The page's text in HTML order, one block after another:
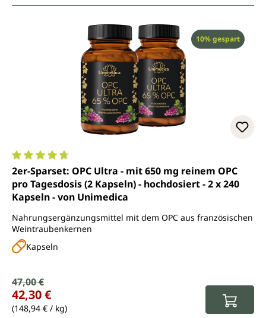
Rabatt
10% gespart
Durchschnittliche Bewertung von 4.8 von 5 Sternen
2er-Sparset: OPC Ultra - mit 650 mg reinem OPC
pro Tagesdosis (2 Kapseln) - hochdosiert - 2 x 240
Kapseln - von Unimedica
Nahrungsergänzungsmittel mit dem OPC aus französischen
Weintraubenkernen
Kapseln
Verkaufspreis:
Regulärer Preis:
47,00 €
42,30 €
(148,94 € / kg)